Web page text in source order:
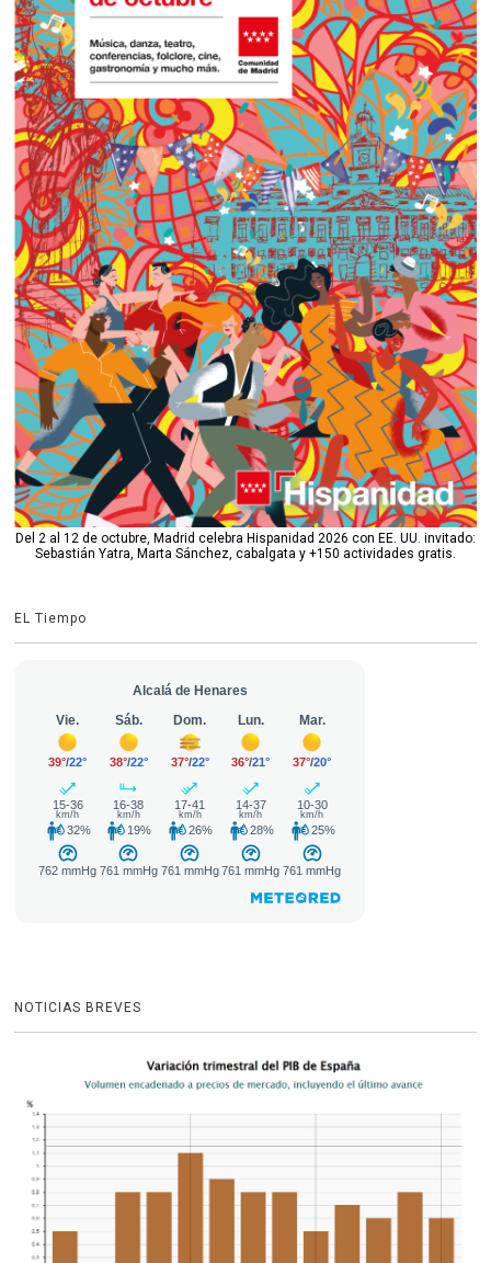
Del 2 al 12 de octubre, Madrid celebra Hispanidad 2026 con EE. UU. invitado:
Sebastián Yatra, Marta Sánchez, cabalgata y +150 actividades gratis.
EL Tiempo
NOTICIAS BREVES